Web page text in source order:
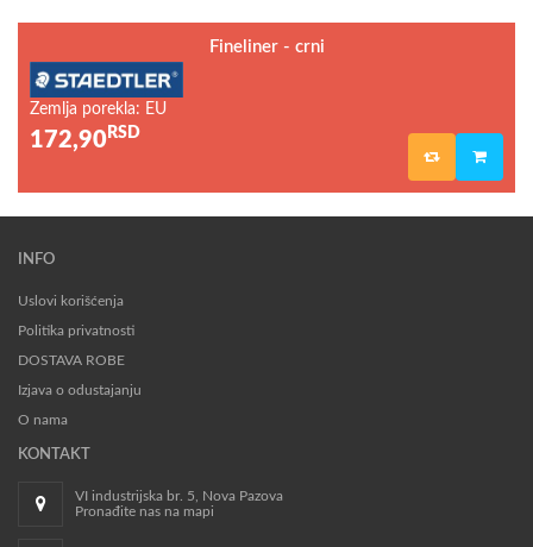
Fineliner - crni
Zemlja porekla: EU
172,90 RSD
INFO
Uslovi korišćenja
Politika privatnosti
DOSTAVA ROBE
Izjava o odustajanju
O nama
KONTAKT
VI industrijska br. 5, Nova Pazova
Pronađite nas na mapi